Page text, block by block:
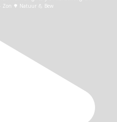
Zon 🌳 Natuur 💪 Bew